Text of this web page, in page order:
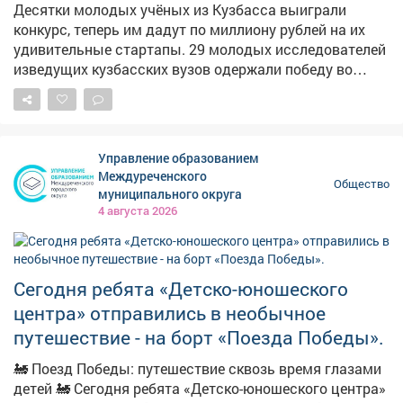
Десятки молодых учёных из Кузбасса выиграли
конкурс, теперь им дадут по миллиону рублей на их
удивительные стартапы. 29 молодых исследователей
изведущих кузбасских вузов одержали победу во
всероссийском конкурсе "Студенческий стартап".
Каждый призёр получит миллион рублей на
КемГУ создаёт функциональные напитки для людей с
сахарным диабетом и преддиабетом. В основе
продукта – экстракт побегов черники, повышающий
ягодные наполнители. Такой напиток обладает
привычно сладким вкусом и при этом не вреден.
Полезен будет не только диабетикам, но и
спортсменам и приверженцам ЗОЖ.
Управление образованием
Междуреченского
муниципального округа
4 августа 2026
Общество
Сегодня ребята «Детско-юношеского
центра» отправились в необычное
путешествие - на борт «Поезда Победы».
🚂 Поезд Победы: путешествие сквозь время глазами
детей 🚂 Сегодня ребята «Детско-юношеского центра»